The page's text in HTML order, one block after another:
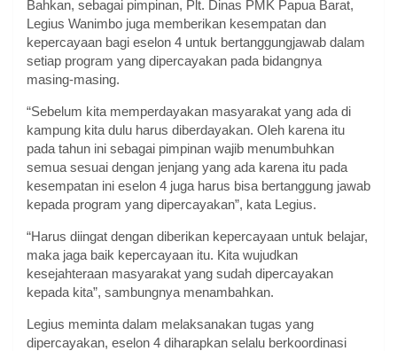
Bahkan, sebagai pimpinan, Plt. Dinas PMK Papua Barat,
Legius Wanimbo juga memberikan kesempatan dan
kepercayaan bagi eselon 4 untuk bertanggungjawab dalam
setiap program yang dipercayakan pada bidangnya
masing-masing.
“Sebelum kita memperdayakan masyarakat yang ada di
kampung kita dulu harus diberdayakan. Oleh karena itu
pada tahun ini sebagai pimpinan wajib menumbuhkan
semua sesuai dengan jenjang yang ada karena itu pada
kesempatan ini eselon 4 juga harus bisa bertanggung jawab
kepada program yang dipercayakan”, kata Legius.
“Harus diingat dengan diberikan kepercayaan untuk belajar,
maka jaga baik kepercayaan itu. Kita wujudkan
kesejahteraan masyarakat yang sudah dipercayakan
kepada kita”, sambungnya menambahkan.
Legius meminta dalam melaksanakan tugas yang
dipercayakan, eselon 4 diharapkan selalu berkoordinasi